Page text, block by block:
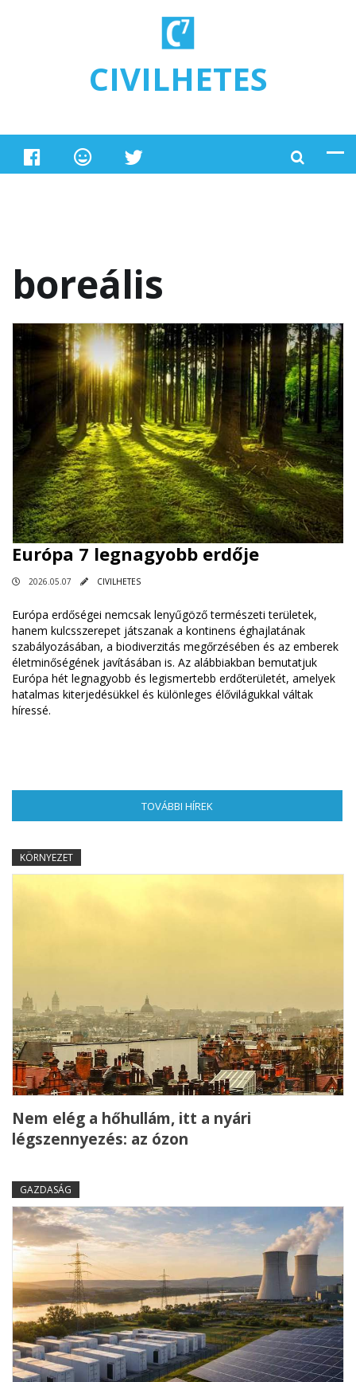
CIVILHETES
boreális
Európa 7 legnagyobb erdője
2026.05.07 CIVILHETES
Európa erdőségei nemcsak lenyűgöző természeti területek,
hanem kulcsszerepet játszanak a kontinens éghajlatának
szabályozásában, a biodiverzitás megőrzésében és az emberek
életminőségének javításában is. Az alábbiakban bemutatjuk
Európa hét legnagyobb és legismertebb erdőterületét, amelyek
hatalmas kiterjedésükkel és különleges élővilágukkal váltak
híressé.
TOVÁBBI HÍREK
KÖRNYEZET
Nem elég a hőhullám, itt a nyári
légszennyezés: az ózon
GAZDASÁG